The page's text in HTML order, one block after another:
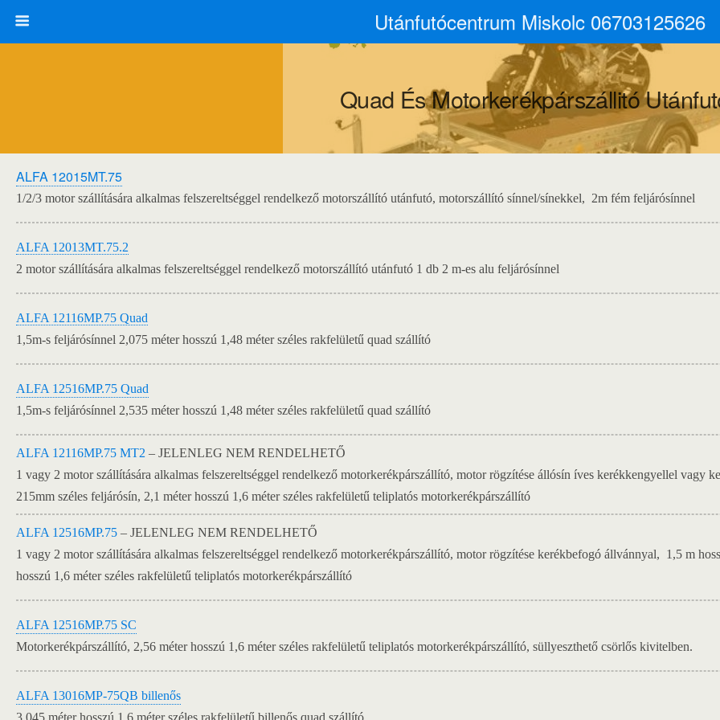
Utánfutócentrum Miskolc 06703125626
Quad És Motorkerékpárszállitó
ALFA 12015MT.75
1/2/3 motor szállítására alkalmas felszereltséggel rendelkező motorszállító utánfutó, motorszállító sínnel/sínekkel, 2m fém feljárósínnel
ALFA 12013MT.75.2
2 motor szállítására alkalmas felszereltséggel rendelkező motorszállító utánfutó 1 db 2 m-es alu feljárósínnel
ALFA 12116MP.75 Quad
1,5m-s feljárósínnel 2,075 méter hosszú 1,48 méter széles rakfelületű quad szállító
ALFA 12516MP.75 Quad
1,5m-s feljárósínnel 2,535 méter hosszú 1,48 méter széles rakfelületű quad szállító
ALFA 12116MP.75 MT2 – JELENLEG NEM RENDELHETŐ
1 vagy 2 motor szállítására alkalmas felszereltséggel rendelkező motorkerékpárszállító, motor rögzítése állósín íves kerékkengyellel vagy
215mm széles feljárósín, 2,1 méter hosszú 1,6 méter széles rakfelületű teliplatós motorkerékpárszállító
ALFA 12516MP.75 – JELENLEG NEM RENDELHETŐ
1 vagy 2 motor szállítására alkalmas felszereltséggel rendelkező motorkerékpárszállító, motor rögzítése kerékbefogó állvánnyal, 1,5 m
hosszú 1,6 méter széles rakfelületű teliplatós motorkerékpárszállító
ALFA 12516MP.75 SC
Motorkerékpárszállító, 2,56 méter hosszú 1,6 méter széles rakfelületű teliplatós motorkerékpárszállító, süllyeszthető csörlős kivitelben.
ALFA 13016MP-75QB billenős
3,045 méter hosszú 1,6 méter széles rakfelületű billenős quad szállító